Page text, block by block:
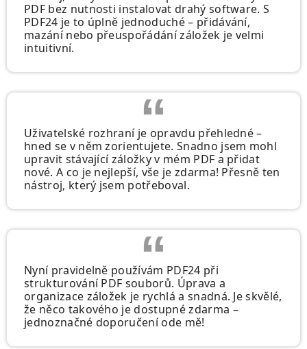
PDF bez nutnosti instalovat drahý software. S
PDF24 je to úplně jednoduché – přidávání,
mazání nebo přeuspořádání záložek je velmi
intuitivní.
Uživatelské rozhraní je opravdu přehledné –
hned se v něm zorientujete. Snadno jsem mohl
upravit stávající záložky v mém PDF a přidat
nové. A co je nejlepší, vše je zdarma! Přesně ten
nástroj, který jsem potřeboval.
Nyní pravidelně používám PDF24 při
strukturování PDF souborů. Úprava a
organizace záložek je rychlá a snadná. Je skvělé,
že něco takového je dostupné zdarma –
jednoznačné doporučení ode mě!